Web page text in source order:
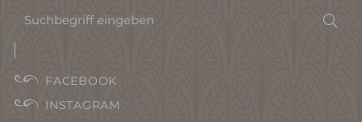
eingeben
FACEBOOK
INSTAGRAM